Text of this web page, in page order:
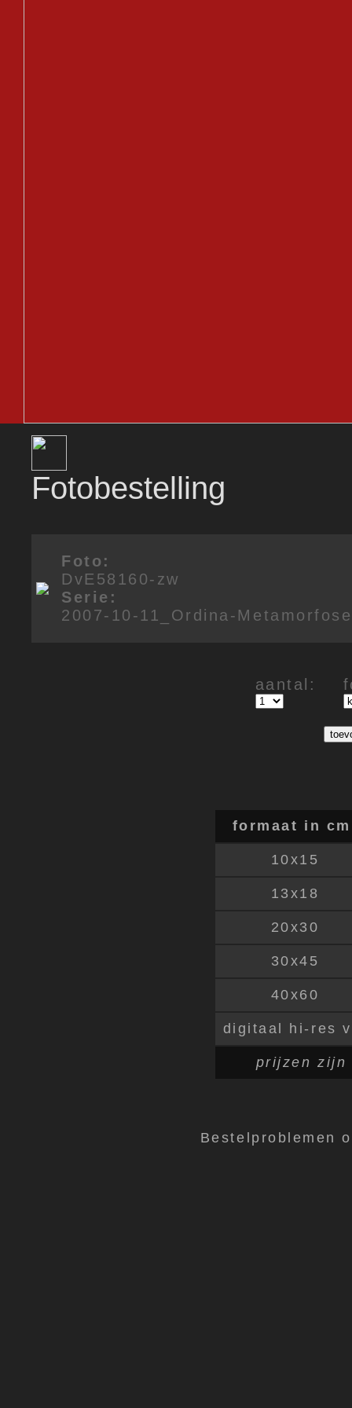
Fotobestelling
Foto:
DvE58160-zw
Serie:
2007-10-11_Ordina-
aantal:
formaat in
10x15
13x18
20x30
30x45
40x60
digitaal hi-res
prijzen zijn
Bestelproblemen